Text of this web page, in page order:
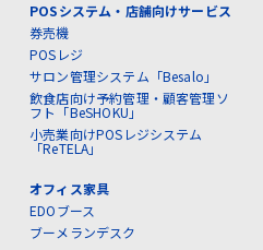
POSシステム・店舗向けサービス
券売機
POSレジ
サロン管理システム「Besalo」
飲食店向け予約管理・顧客管理ソ
フト「BeSHOKU」
小売業向けPOSレジシステム
「ReTELA」
オフィス家具
EDOブース
ブーメランデスク